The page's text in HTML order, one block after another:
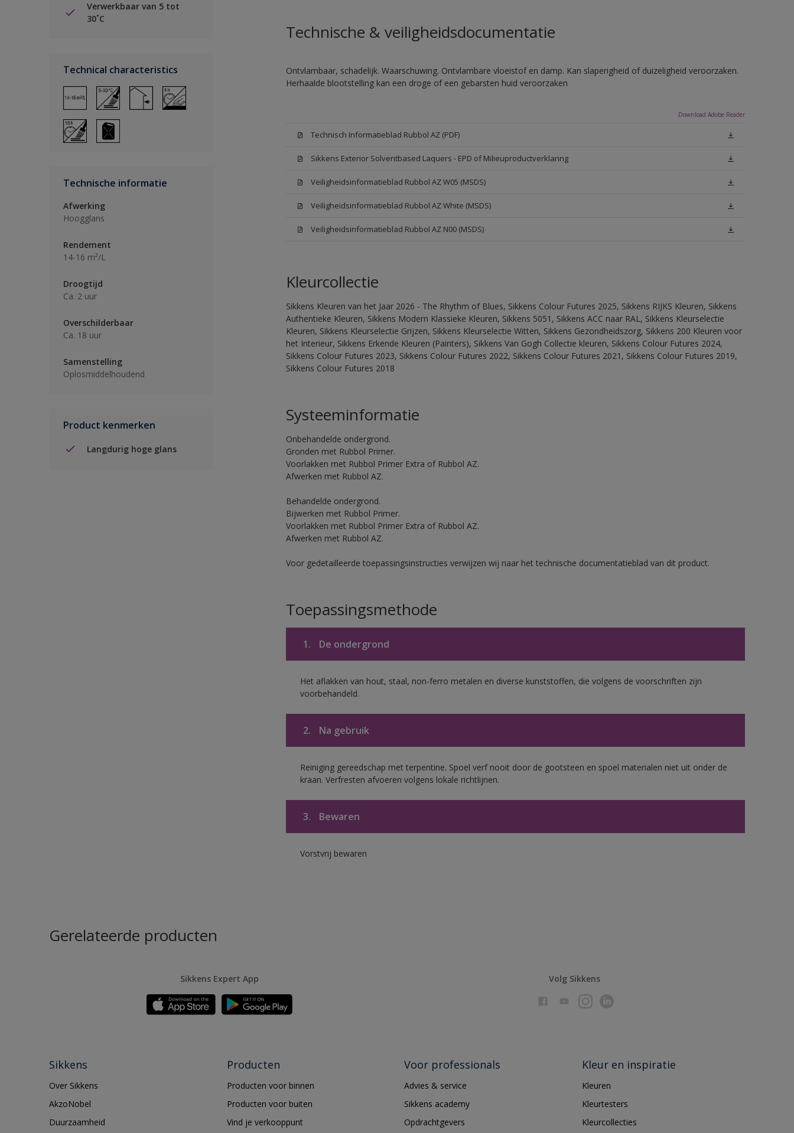
Verwerkbaar van 5 tot
30˚C
Technical characteristics
Technische informatie
Afwerking
Hoogglans
Rendement
14-16 m²/L
Droogtijd
Ca. 2 uur
Overschilderbaar
Ca. 18 uur
Samenstelling
Oplosmiddelhoudend
Product kenmerken
Langdurig hoge glans
Technische & veiligheidsdocumentatie
Ontvlambaar, schadelijk. Waarschuwing. Ontvlambare vloeistof en damp. Kan slaperigheid of duizeligheid veroorzaken.
Herhaalde blootstelling kan een droge of een gebarsten huid veroorzaken
Download Adobe Reader
Technisch Informatieblad Rubbol AZ (PDF)
Sikkens Exterior Solventbased Laquers - EPD of Milieuproductverklaring
Veiligheidsinformatieblad Rubbol AZ W05 (MSDS)
Veiligheidsinformatieblad Rubbol AZ White (MSDS)
Veiligheidsinformatieblad Rubbol AZ N00 (MSDS)
Kleurcollectie
Sikkens Kleuren van het Jaar 2026 - The Rhythm of Blues, Sikkens Colour Futures 2025, Sikkens RIJKS Kleuren, Sikkens
Authentieke Kleuren, Sikkens Modern Klassieke Kleuren, Sikkens 5051, Sikkens ACC naar RAL, Sikkens Kleurselectie
Kleuren, Sikkens Kleurselectie Grijzen, Sikkens Kleurselectie Witten, Sikkens Gezondheidszorg, Sikkens 200 Kleuren voor
het Interieur, Sikkens Erkende Kleuren (Painters), Sikkens Van Gogh Collectie kleuren, Sikkens Colour Futures 2024,
Sikkens Colour Futures 2023, Sikkens Colour Futures 2022, Sikkens Colour Futures 2021, Sikkens Colour Futures 2019,
Sikkens Colour Futures 2018
Systeeminformatie
Onbehandelde ondergrond.
Gronden met Rubbol Primer.
Voorlakken met Rubbol Primer Extra of Rubbol AZ.
Afwerken met Rubbol AZ.
Behandelde ondergrond.
Bijwerken met Rubbol Primer.
Voorlakken met Rubbol Primer Extra of Rubbol AZ.
Afwerken met Rubbol AZ.
Voor gedetailleerde toepassingsinstructies verwijzen wij naar het technische documentatieblad van dit product.
Toepassingsmethode
1. De ondergrond
Het aflakken van hout, staal, non-ferro metalen en diverse kunststoffen, die volgens de voorschriften zijn
voorbehandeld.
2. Na gebruik
Reiniging gereedschap met terpentine. Spoel verf nooit door de gootsteen en spoel materialen niet uit onder de
kraan. Verfresten afvoeren volgens lokale richtlijnen.
3. Bewaren
Vorstvrij bewaren
Gerelateerde producten
Sikkens Expert App Volg Sikkens
Sikkens
Over Sikkens
AkzoNobel
Duurzaamheid
Producten
Producten voor binnen
Producten voor buiten
Vind je verkooppunt
Voor professionals
Advies & service
Sikkens academy
Opdrachtgevers
Kleur en inspiratie
Kleuren
Kleurtesters
Kleurcollecties